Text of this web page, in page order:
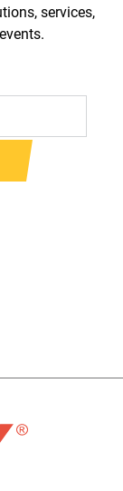
services,